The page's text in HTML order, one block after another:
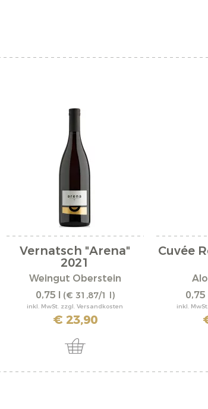
Vernatsch "Arena"
2021
Weingut Oberstein
0,75 l (€ 31,87/1 l)
inkl. MwSt. zzgl. Versandkosten
€ 23,90
Cuvée
0,75
inkl.